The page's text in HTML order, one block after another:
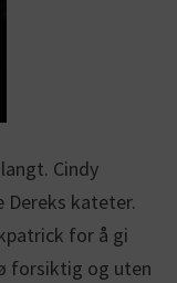
Cindy
kateter.
for å gi
forsiktig og uten